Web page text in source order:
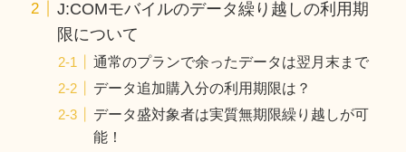
J:COMモバイルのデータ繰り越しの利用期
限について
通常のプランで余ったデータは翌月末まで
データ追加購入分の利用期限は？
データ盛対象者は実質無期限繰り越しが可
能！